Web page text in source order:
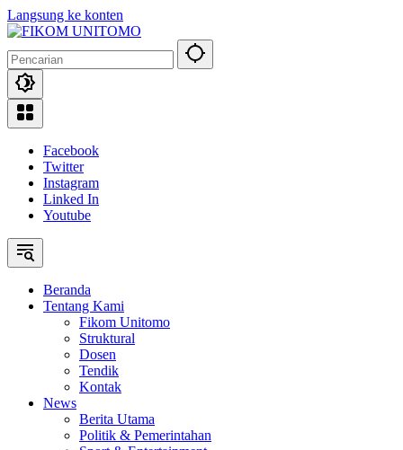
Langsung ke konten
Facebook
Twitter
Instagram
Linked In
Youtube
Beranda
Tentang Kami
Fikom Unitomo
Struktural
Dosen
Tendik
Kontak
News
Berita Utama
Politik & Pemerintahan